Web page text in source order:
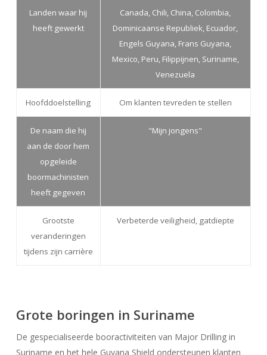
Landen waar hij
heeft gewerkt
Canada, Chili, China, Colombia,
Dominicaanse Republiek, Ecuador,
Engels Guyana, Frans Guyana,
Mexico, Peru, Filippijnen, Suriname,
Venezuela
Hoofddoelstelling Om klanten tevreden te stellen
De naam die hij
aan de door hem
opgeleide
boormachinisten
heeft gegeven
"Mijn jongens"
Grootste
veranderingen
tijdens zijn carrière
Verbeterde veiligheid, gatdiepte
Grote boringen in Suriname
De gespecialiseerde booractiviteiten van Major Drilling in
Suriname en het hele Guyana Shield ondersteunen klanten